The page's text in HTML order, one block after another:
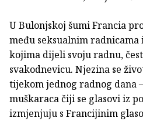
U Bulonjskoj šumi Francia
među seksualnim radnicama
kojima dijeli svoju radnu,
svakodnevicu. Njezina se
tijekom jednog radnog dana
muškaraca čiji se glasovi iz
izmjenjuju s Francijinim